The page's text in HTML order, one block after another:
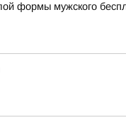
формы мужского